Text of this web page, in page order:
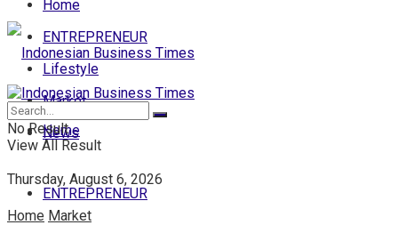
Home
ENTREPRENEUR
Lifestyle
Market
News
Thursday, August 6, 2026
Home
ENTREPRENEUR
No Result
View All Result
Home Market